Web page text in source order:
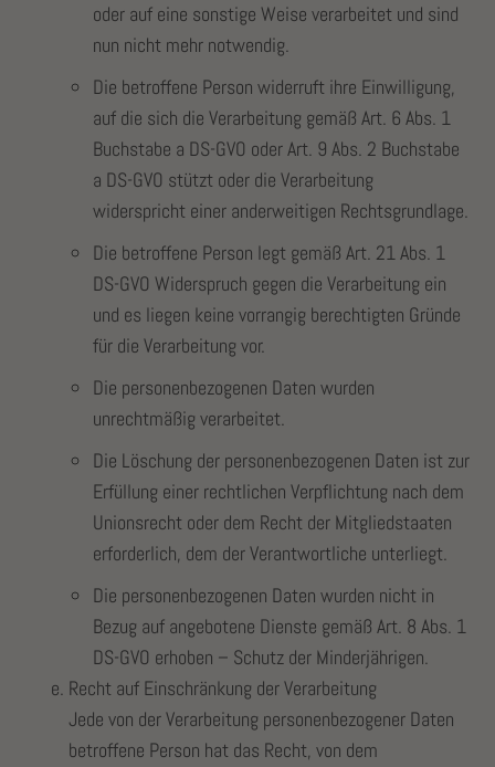
oder auf eine sonstige Weise verarbeitet und sind
nun nicht mehr notwendig.
Die betroffene Person widerruft ihre Einwilligung,
auf die sich die Verarbeitung gemäß Art. 6 Abs. 1
Buchstabe a DS-GVO oder Art. 9 Abs. 2 Buchstabe
a DS-GVO stützt oder die Verarbeitung
widerspricht einer anderweitigen Rechtsgrundlage.
Die betroffene Person legt gemäß Art. 21 Abs. 1
DS-GVO Widerspruch gegen die Verarbeitung ein
und es liegen keine vorrangig berechtigten Gründe
für die Verarbeitung vor.
Die personenbezogenen Daten wurden
unrechtmäßig verarbeitet.
Die Löschung der personenbezogenen Daten ist zur
Erfüllung einer rechtlichen Verpflichtung nach dem
Unionsrecht oder dem Recht der Mitgliedstaaten
erforderlich, dem der Verantwortliche unterliegt.
Die personenbezogenen Daten wurden nicht in
Bezug auf angebotene Dienste gemäß Art. 8 Abs. 1
DS-GVO erhoben – Schutz der Minderjährigen.
Recht auf Einschränkung der Verarbeitung
Jede von der Verarbeitung personenbezogener Daten
betroffene Person hat das Recht, von dem